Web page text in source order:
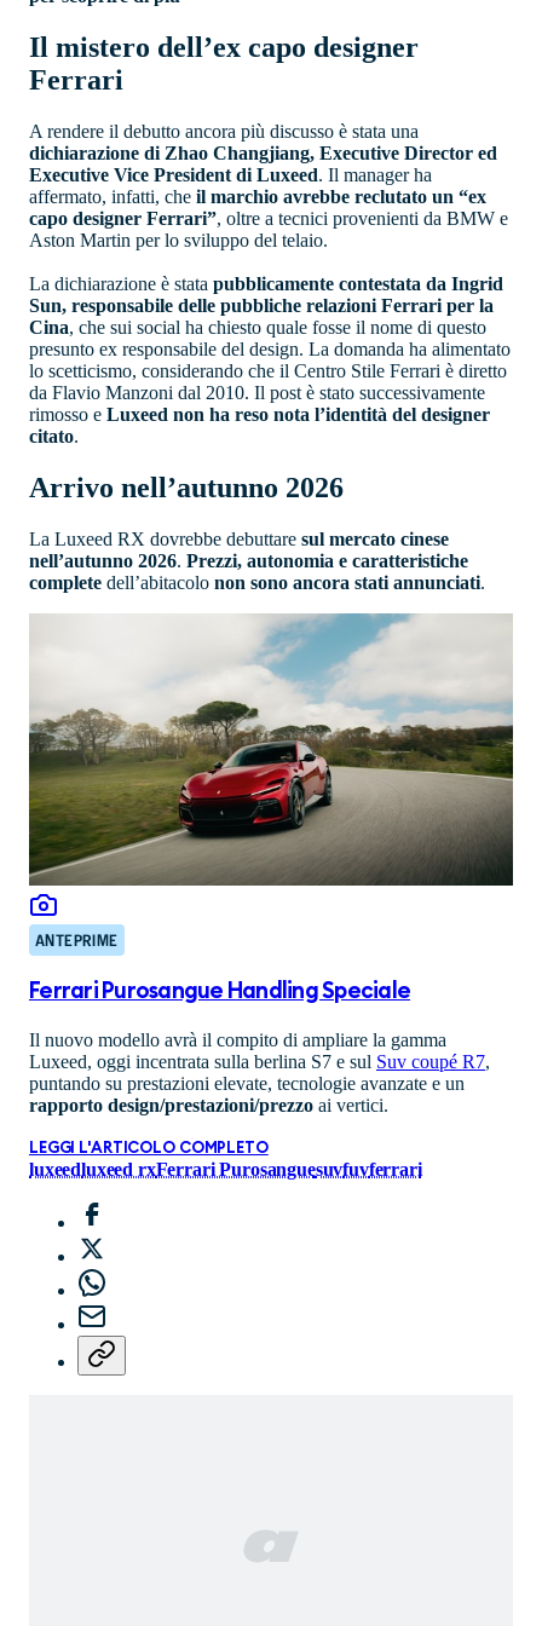
Il mistero dell’ex capo designer
Ferrari
A rendere il debutto ancora più discusso è stata una
dichiarazione di Zhao Changjiang, Executive Director ed
Executive Vice President di Luxeed. Il manager ha
affermato, infatti, che il marchio avrebbe reclutato un “ex
capo designer Ferrari”, oltre a tecnici provenienti da BMW e
Aston Martin per lo sviluppo del telaio.
La dichiarazione è stata pubblicamente contestata da Ingrid
Sun, responsabile delle pubbliche relazioni Ferrari per la
Cina, che sui social ha chiesto quale fosse il nome di questo
presunto ex responsabile del design. La domanda ha alimentato
lo scetticismo, considerando che il Centro Stile Ferrari è diretto
da Flavio Manzoni dal 2010. Il post è stato successivamente
rimosso e Luxeed non ha reso nota l’identità del designer
citato.
Arrivo nell’autunno 2026
La Luxeed RX dovrebbe debuttare sul mercato cinese
nell’autunno 2026. Prezzi, autonomia e caratteristiche
complete dell’abitacolo non sono ancora stati annunciati.
ANTEPRIME
Ferrari Purosangue Handling Speciale
Il nuovo modello avrà il compito di ampliare la gamma
Luxeed, oggi incentrata sulla berlina S7 e sul Suv coupé R7,
puntando su prestazioni elevate, tecnologie avanzate e un
rapporto design/prestazioni/prezzo ai vertici.
LEGGI L'ARTICOLO COMPLETO
luxeedluxeed rxFerrari Purosanguesuvfuvferrari